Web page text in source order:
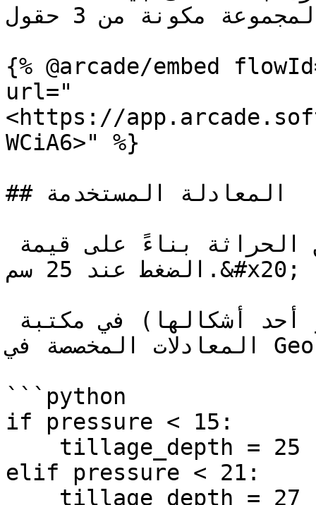
التربة لمجموعة مكونة من 3 حقول.
{% @arcade/embed
url="
<https://
WCiA6>" %}
## المعادلة المستخدمة
الضغط عند 25 سم.&#x20;
المعادلات المخصصة في GeoPard.
```python
if pressure < 15:
elif pressure < 21: